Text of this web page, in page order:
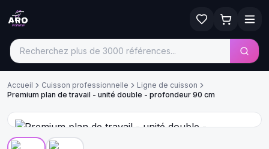
Accueil Cuisson professionnelle
Ligne de cuisson
Premium plan de travail - unité double - profondeur 90 cm